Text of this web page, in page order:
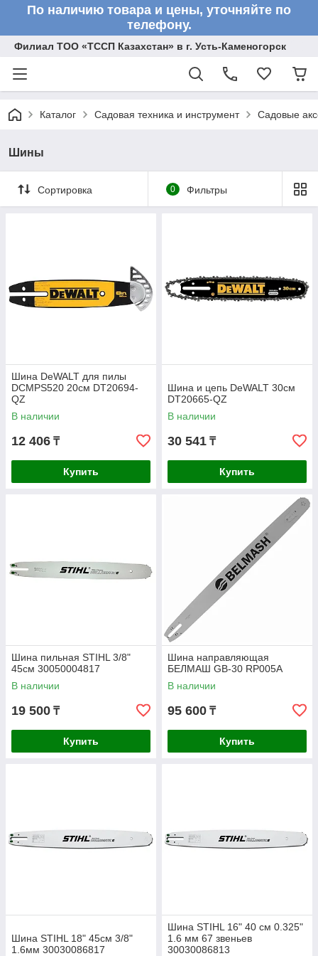
По наличию товара и цены, уточняйте по
телефону.
Филиал ТОО «ТССП Казахстан» в г. Усть-Каменогорск
Каталог Садовая техника и инструмент Садовые
Шины
Сортировка 0 Фильтры
Шина DeWALT для пилы
DCMPS520 20см DT20694-
QZ
В наличии
12 406 ₸
Купить
Шина и цепь DeWALT 30см
DT20665-QZ
В наличии
30 541 ₸
Купить
Шина пильная STIHL 3/8"
45см 30050004817
В наличии
19 500 ₸
Купить
Шина направляющая
БЕЛМАШ GB-30 RP005A
В наличии
95 600 ₸
Купить
Шина STIHL 18" 45см 3/8"
1.6мм 30030086817
Шина STIHL 16" 40 см 0.325"
1.6 мм 67 звеньев
30030086813